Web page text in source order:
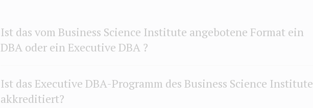
Ist das vom Business Science Institute angebotene Format ein
DBA oder ein Executive DBA ?
Ist das Executive DBA-Programm des Business Science Institute
akkreditiert?